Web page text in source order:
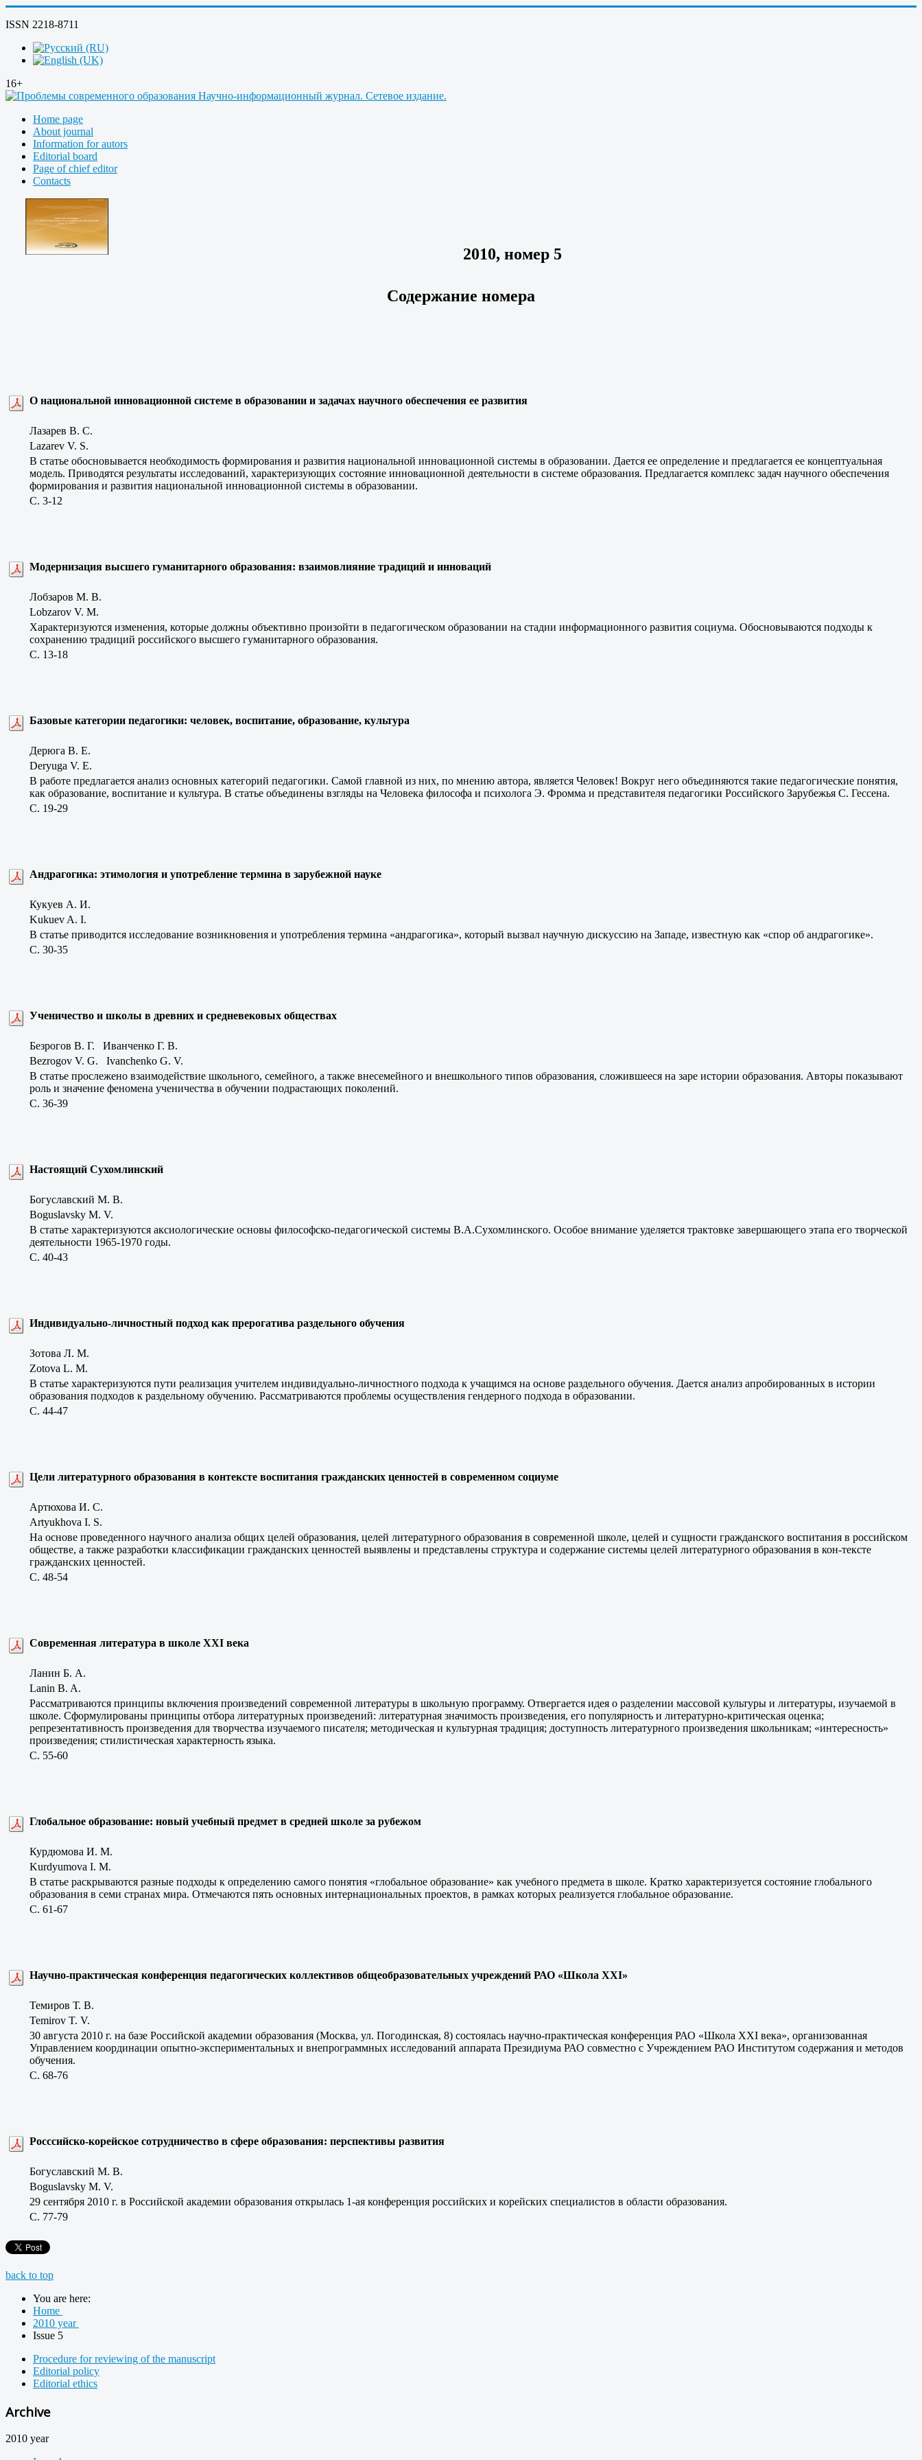
ISSN 2218-8711
16+
Home page
About journal
Information for autors
Editorial board
Page of chief editor
Contacts
2010, номер 5
Содержание номера
О национальной инновационной системе в образовании и задачах научного обеспечения ее развития
Лазарев В. С.
Lazarev V. S.
В статье обосновывается необходимость формирования и развития национальной инновационной системы в образовании. Дается ее определение и предлагается ее концептуальная
модель. Приводятся результаты исследований, характеризующих состояние инновационной деятельности в системе образования. Предлагается комплекс задач научного обеспечения
формирования и развития национальной инновационной системы в образовании.
C. 3-12
Модернизация высшего гуманитарного образования: взаимовлияние традиций и инноваций
Лобзаров М. В.
Lobzarov V. M.
Характеризуются изменения, которые должны объективно произойти в педагогическом образовании на стадии информационного развития социума. Обосновываются подходы к
сохранению традиций российского высшего гуманитарного образования.
C. 13-18
Базовые категории педагогики: человек, воспитание, образование, культура
Дерюга В. Е.
Deryuga V. E.
В работе предлагается анализ основных категорий педагогики. Самой главной из них, по мнению автора, является Человек! Вокруг него объединяются такие педагогические понятия,
как образование, воспитание и культура. В статье объединены взгляды на Человека философа и психолога Э. Фромма и представителя педагогики Российского Зарубежья С. Гессена.
C. 19-29
Андрагогика: этимология и употребление термина в зарубежной науке
Кукуев А. И.
Kukuev A. I.
В статье приводится исследование возникновения и употребления термина «андрагогика», который вызвал научную дискуссию на Западе, известную как «спор об андрагогике».
C. 30-35
Ученичество и школы в древних и средневековых обществах
Безрогов В. Г. Иванченко Г. В.
Bezrogov V. G. Ivanchenko G. V.
В статье прослежено взаимодействие школьного, семейного, а также внесемейного и внешкольного типов образования, сложившееся на заре истории образования. Авторы показывают
роль и значение феномена ученичества в обучении подрастающих поколений.
C. 36-39
Настоящий Сухомлинский
Богуславский М. В.
Boguslavsky M. V.
В статье характеризуются аксиологические основы философско-педагогической системы В.А.Сухомлинского. Особое внимание уделяется трактовке завершающего этапа его творческой
деятельности 1965-1970 годы.
C. 40-43
Индивидуально-личностный подход как прерогатива раздельного обучения
Зотова Л. М.
Zotova L. M.
В статье характеризуются пути реализация учителем индивидуально-личностного подхода к учащимся на основе раздельного обучения. Дается анализ апробированных в истории
образования подходов к раздельному обучению. Рассматриваются проблемы осуществления гендерного подхода в образовании.
C. 44-47
Цели литературного образования в контексте воспитания гражданских ценностей в современном социуме
Артюхова И. С.
Artyukhova I. S.
На основе проведенного научного анализа общих целей образования, целей литературного образования в современной школе, целей и сущности гражданского воспитания в российском
обществе, а также разработки классификации гражданских ценностей выявлены и представлены структура и содержание системы целей литературного образования в кон-тексте
гражданских ценностей.
C. 48-54
Современная литература в школе XXI века
Ланин Б. А.
Lanin B. A.
Рассматриваются принципы включения произведений современной литературы в школьную программу. Отвергается идея о разделении массовой культуры и литературы, изучаемой в
школе. Сформулированы принципы отбора литературных произведений: литературная значимость произведения, его популярность и литературно-критическая оценка;
репрезентативность произведения для творчества изучаемого писателя; методическая и культурная традиция; доступность литературного произведения школьникам; «интересность»
произведения; стилистическая характерность языка.
C. 55-60
Глобальное образование: новый учебный предмет в средней школе за рубежом
Курдюмова И. М.
Kurdyumova I. M.
В статье раскрываются разные подходы к определению самого понятия «глобальное образование» как учебного предмета в школе. Кратко характеризуется состояние глобального
образования в семи странах мира. Отмечаются пять основных интернациональных проектов, в рамках которых реализуется глобальное образование.
C. 61-67
Научно-практическая конференция педагогических коллективов общеобразовательных учреждений РАО «Школа ХХI»
Темиров Т. В.
Temirov T. V.
30 августа 2010 г. на базе Российской академии образования (Москва, ул. Погодинская, 8) состоялась научно-практическая конференция РАО «Школа XXI века», организованная
Управлением координации опытно-экспериментальных и внепрограммных исследований аппарата Президиума РАО совместно с Учреждением РАО Институтом содержания и методов
обучения.
C. 68-76
Росссийско-корейское сотрудничество в сфере образования: перспективы развития
Богуславский М. В.
Boguslavsky M. V.
29 сентября 2010 г. в Российской академии образования открылась 1-ая конференция российских и корейских специалистов в области образования.
C. 77-79
back to top
You are here:
Home
2010 year
Issue 5
Procedure for reviewing of the manuscript
Editorial policy
Editorial ethics
Archive
2010 year